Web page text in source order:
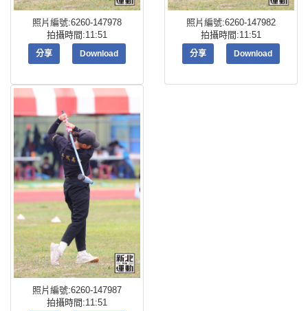
照片編號:6260-147978
拍攝時間:11:51
分享 Download
照片編號:6260-147982
拍攝時間:11:51
分享 Download
照片編號:6260-147987
拍攝時間:11:51